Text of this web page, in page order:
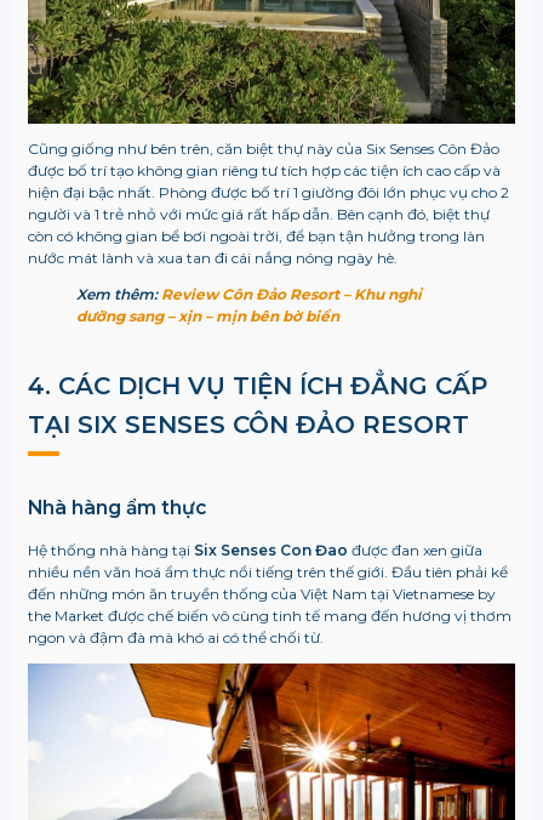
Cũng giống như bên trên, căn biệt thự này của Six Senses Côn Đảo
được bố trí tạo không gian riêng tư tích hợp các tiện ích cao cấp và
hiện đại bậc nhất. Phòng được bố trí 1 giường đôi lớn phục vụ cho 2
người và 1 trẻ nhỏ với mức giá rất hấp dẫn. Bên cạnh đó, biệt thự
còn có không gian bể bơi ngoài trời, để bạn tận hưởng trong làn
nước mát lành và xua tan đi cái nắng nóng ngày hè.
Xem thêm: Review Côn Đảo Resort – Khu nghỉ
dưỡng sang – xịn – mịn bên bờ biển
4. CÁC DỊCH VỤ TIỆN ÍCH ĐẲNG CẤP
TẠI SIX SENSES CÔN ĐẢO RESORT
Nhà hàng ẩm thực
Hệ thống nhà hàng tại Six Senses Con Đao được đan xen giữa
nhiều nền văn hoá ẩm thực nổi tiếng trên thế giới. Đầu tiên phải kể
đến những món ăn truyền thống của Việt Nam tại Vietnamese by
the Market được chế biến vô cùng tinh tế mang đến hương vị thơm
ngon và đậm đà mà khó ai có thể chối từ.